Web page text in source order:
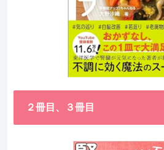
２冊目、３冊目